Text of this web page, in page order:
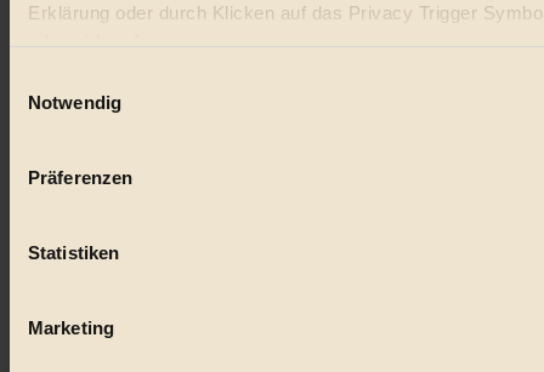
Erklärung oder durch Klicken auf das Privacy Trigger
oder widerrufen
Wenn Sie es erlauben, würden wir auch gerne:
Ihr Gerät durch aktives Scannen nach bestimmten
Erfahren Sie mehr darüber, wie Ihre persönlichen Daten
Notwendig
Präferenzen
Statistiken
Marketing
nachhaltig